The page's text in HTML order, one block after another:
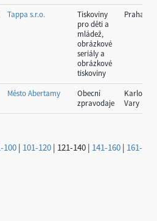
Tappa s.r.o.
Tiskoviny
pro děti a
mládež,
obrázkové
seriály a
obrázkové
tiskoviny
Praha
Město Abertamy
Obecní
zpravodaje
Karlovy
Vary
100 | 101-120 | 121-140 | 141-160 | 161-